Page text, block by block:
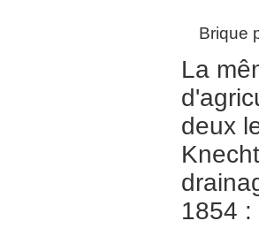
Brique
La
deux
1854 :